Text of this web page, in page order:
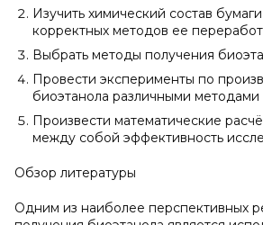
Изучить химический состав
корректных методов ее
Выбрать методы получения
Провести эксперименты по
биоэтанола различными методами
Произвести математические
между собой эффективность
Обзор литературы
Одним из наиболее перспективных